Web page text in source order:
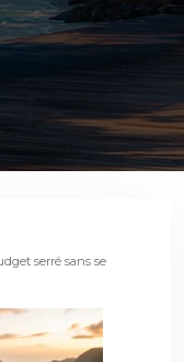
serré sans se